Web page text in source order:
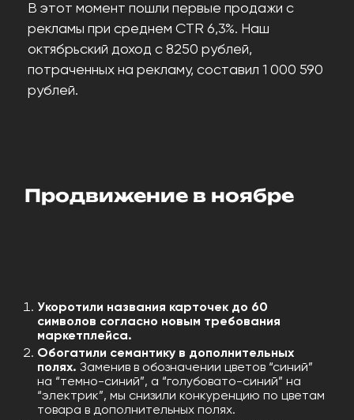
В этот момент пошли первые продажи с
рекламы при среднем CTR 6,3%. Наш
октябрьский доход с 8250 рублей,
потраченных на рекламу, составил 1 000 590
рублей.
Продвижение в ноябре
Укоротили названия карточек до 60
символов согласно новым требования
маркетплейса.
Обогатили семантику в дополнительных
полях. Заменив в обозначении цветов “синий”
на “темно-синий”, а “голубовато-синий” на
“электрик”, мы снизили конкуренцию по цветам
товара в дополнительных полях.